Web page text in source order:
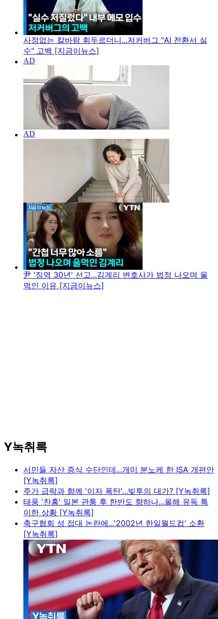
사정없는 칼바람 휘두르더니...저커버그 "AI 전환서 실
수" 고백 [지금이뉴스]
尹 '징역 30년' 선고...김계리 변호사가 법정 나오며 울
먹인 이유 [지금이뉴스]
Y녹취록
서민들 자산 증식 수단인데...개미 분노케 한 ISA 개편안
[Y녹취록]
주가 급락과 함께 '이자 폭탄'...빚투의 대가? [Y녹취록]
태풍 '찬홈' 일본 관통 후 한반도 향하나...올해 유독 특
이한 상황 [Y녹취록]
축구협회 성 접대 논란에...'2002년 한일월드컵' 소환
[Y녹취록]